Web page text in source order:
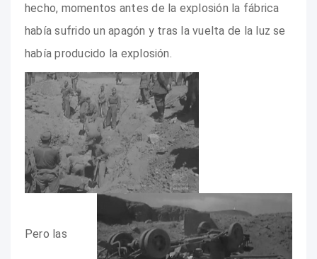
hecho, momentos antes de la explosión la fábrica
había sufrido un apagón y tras la vuelta de la luz se
había producido la explosión.
Pero las